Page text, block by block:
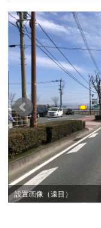
設置画像（遠目）